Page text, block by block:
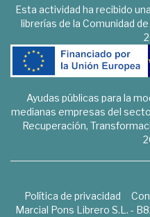
Esta actividad ha recibido
librerías de la Comunidad
Ayudas públicas para la
medianas empresas del
Recuperación,
Política de privacidad
Marcial Pons Librero S.L. -